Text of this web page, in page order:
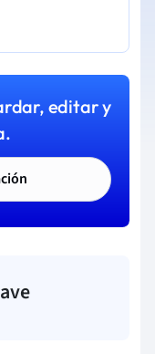
editar y